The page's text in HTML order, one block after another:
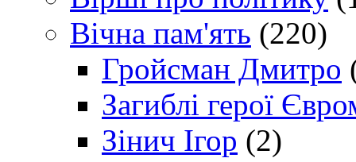
Вічна пам'ять (220)
Гройсман Дмитро
Загиблі герої
Зінич Ігор (2)